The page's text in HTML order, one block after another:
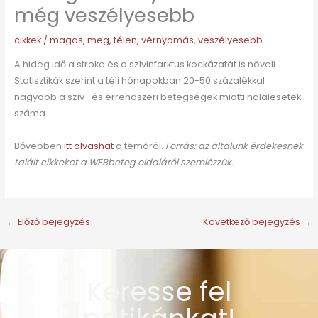
még veszélyesebb
cikkek/ magas, meg, télen, vérnyomás, veszélyesebb
A hideg idő a stroke és a szívinfarktus kockázatát is növeli.
Statisztikák szerint a téli hónapokban 20-50 százalékkal
nagyobb a szív- és érrendszeri betegségek miatti halálesetek
száma.
Bővebben itt olvashat a témáról. Forrás: az általunk érdekesnek
talált cikkeket a WEBbeteg oldaláról szemlézzük.
← Előző bejegyzés Következő bejegyzés →
Keresse fel